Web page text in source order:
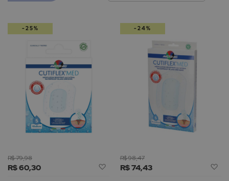
R$ 60,30
R$ 79,98
Adicionar
-25%
R$ 74,43
R$ 98,47
-24%